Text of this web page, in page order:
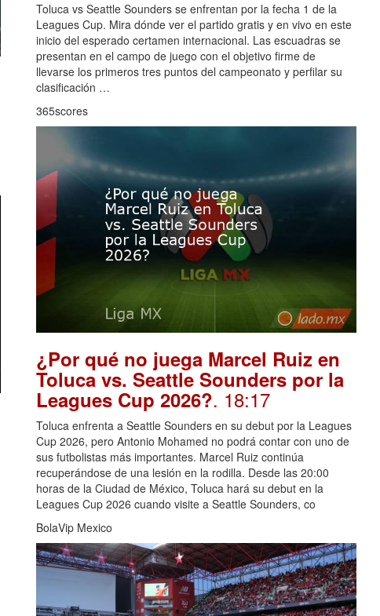
Toluca vs Seattle Sounders se enfrentan por la fecha 1 de la
Leagues Cup. Mira dónde ver el partido gratis y en vivo en este
inicio del esperado certamen internacional. Las escuadras se
presentan en el campo de juego con el objetivo firme de
llevarse los primeros tres puntos del campeonato y perfilar su
clasificación …
365scores
¿Por qué no juega Marcel Ruiz en
Toluca vs. Seattle Sounders por la
Leagues Cup 2026?. 18:17
Toluca enfrenta a Seattle Sounders en su debut por la Leagues
Cup 2026, pero Antonio Mohamed no podrá contar con uno de
sus futbolistas más importantes. Marcel Ruiz continúa
recuperándose de una lesión en la rodilla. Desde las 20:00
horas de la Ciudad de México, Toluca hará su debut en la
Leagues Cup 2026 cuando visite a Seattle Sounders, co
BolaVip Mexico